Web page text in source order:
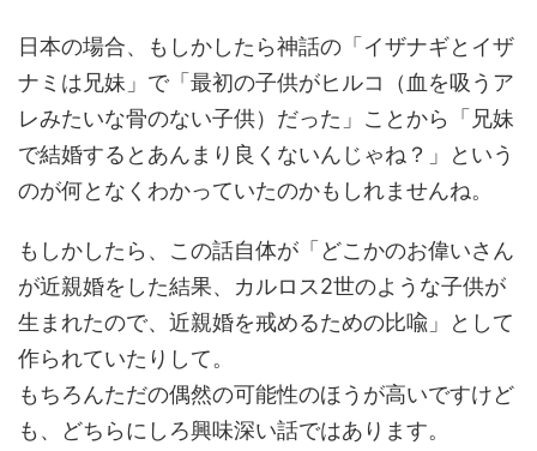
日本の場合、もしかしたら神話の「イザナギとイザ
ナミは兄妹」で「最初の子供がヒルコ（血を吸うア
レみたいな骨のない子供）だった」ことから「兄妹
で結婚するとあんまり良くないんじゃね？」という
のが何となくわかっていたのかもしれませんね。
もしかしたら、この話自体が「どこかのお偉いさん
が近親婚をした結果、カルロス2世のような子供が
生まれたので、近親婚を戒めるための比喩」として
作られていたりして。
もちろんただの偶然の可能性のほうが高いですけど
も、どちらにしろ興味深い話ではあります。